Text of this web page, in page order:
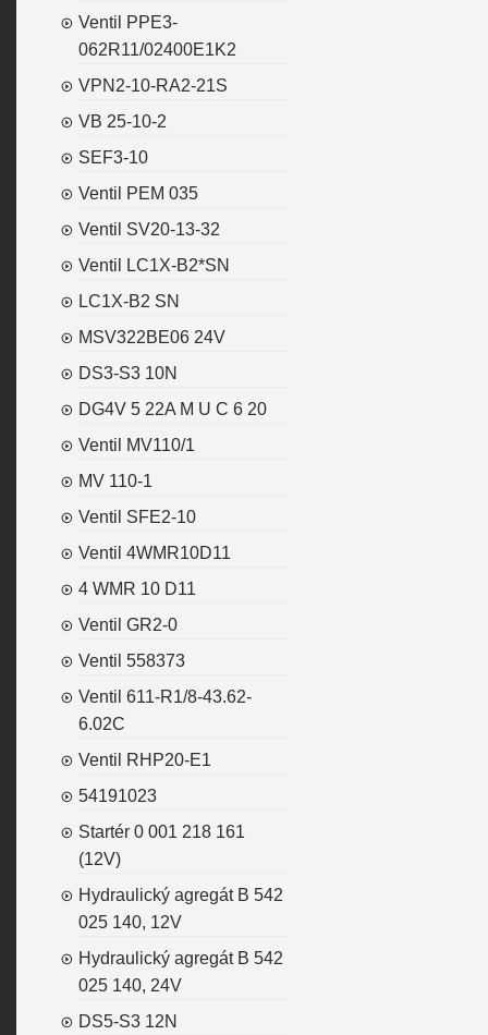
Ventil PPE3-
062R11/02400E1K2
VPN2-10-RA2-21S
VB 25-10-2
SEF3-10
Ventil PEM 035
Ventil SV20-13-32
Ventil LC1X-B2*SN
LC1X-B2 SN
MSV322BE06 24V
DS3-S3 10N
DG4V 5 22A M U C 6 20
Ventil MV110/1
MV 110-1
Ventil SFE2-10
Ventil 4WMR10D11
4 WMR 10 D11
Ventil GR2-0
Ventil 558373
Ventil 611-R1/8-43.62-
6.02C
Ventil RHP20-E1
54191023
Startér 0 001 218 161
(12V)
Hydraulický agregát B 542
025 140, 12V
Hydraulický agregát B 542
025 140, 24V
DS5-S3 12N